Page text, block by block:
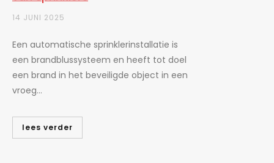
14 JUNI 2025
Een automatische sprinklerinstallatie is
een brandblussysteem en heeft tot doel
een brand in het beveiligde object in een
vroeg...
lees verder